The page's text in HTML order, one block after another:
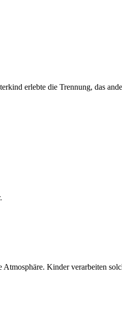
erlebte die Trennung, das
Atmosphäre. Kinder verarbeiten